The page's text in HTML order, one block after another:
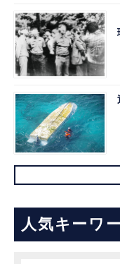
人気キーワ